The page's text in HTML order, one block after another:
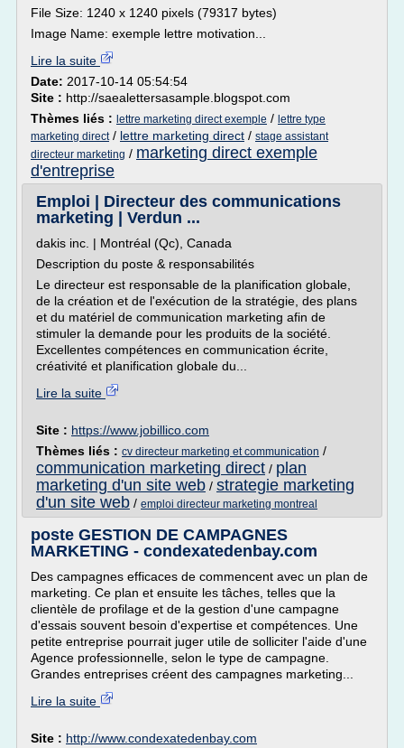
File Size: 1240 x 1240 pixels (79317 bytes)
Image Name: exemple lettre motivation...
Lire la suite
Date: 2017-10-14 05:54:54
Site : http://saealettersasample.blogspot.com
Thèmes liés : lettre marketing direct exemple / lettre type
marketing direct/ lettre marketing direct / stage assistant
directeur marketing / marketing direct exemple
d'entreprise
Emploi | Directeur des communications
marketing | Verdun ...
dakis inc. | Montréal (Qc), Canada
Description du poste & responsabilités
Le directeur est responsable de la planification globale,
de la création et de l'exécution de la stratégie, des plans
et du matériel de communication marketing afin de
stimuler la demande pour les produits de la société.
Excellentes compétences en communication écrite,
créativité et planification globale du...
Lire la suite
Site : https://www.jobillico.com
Thèmes liés : cv directeur marketing et communication /
communication marketing direct / plan
marketing d'un site web / strategie marketing
d'un site web / emploi directeur marketing montreal
poste GESTION DE CAMPAGNES
MARKETING - condexatedenbay.com
Des campagnes efficaces de commencent avec un plan de
marketing. Ce plan et ensuite les tâches, telles que la
clientèle de profilage et de la gestion d'une campagne
d'essais souvent besoin d'expertise et compétences. Une
petite entreprise pourrait juger utile de solliciter l'aide d'une
Agence professionnelle, selon le type de campagne.
Grandes entreprises créent des campagnes marketing...
Lire la suite
Site : http://www.condexatedenbay.com